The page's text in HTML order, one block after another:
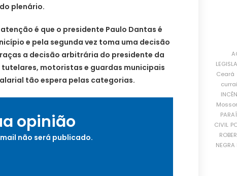
plenário.
é que o presidente Paulo Dantas é
e pela segunda vez toma uma decisão
a decisão arbitrária do presidente da
motoristas e guardas municipais
tão espera pelas categorias.
opinião
não será publicado.
Ceará
CIVIL
NEGRA